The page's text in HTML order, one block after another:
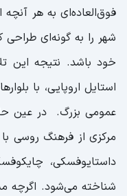
فوق‌العاده‌ای به هر
شهر را به گونه‌ای طراحی
خود باشد. نتیجه این
استایل اروپایی، با
عمومی بزرگ. در عین
مرکزی از فرهنگ روسی
شناخته می‌شود. اگرچه